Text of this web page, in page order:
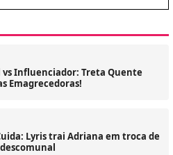
vs Influenciador: Treta Quente
Emagrecedoras!
Lyris trai Adriana em troca de